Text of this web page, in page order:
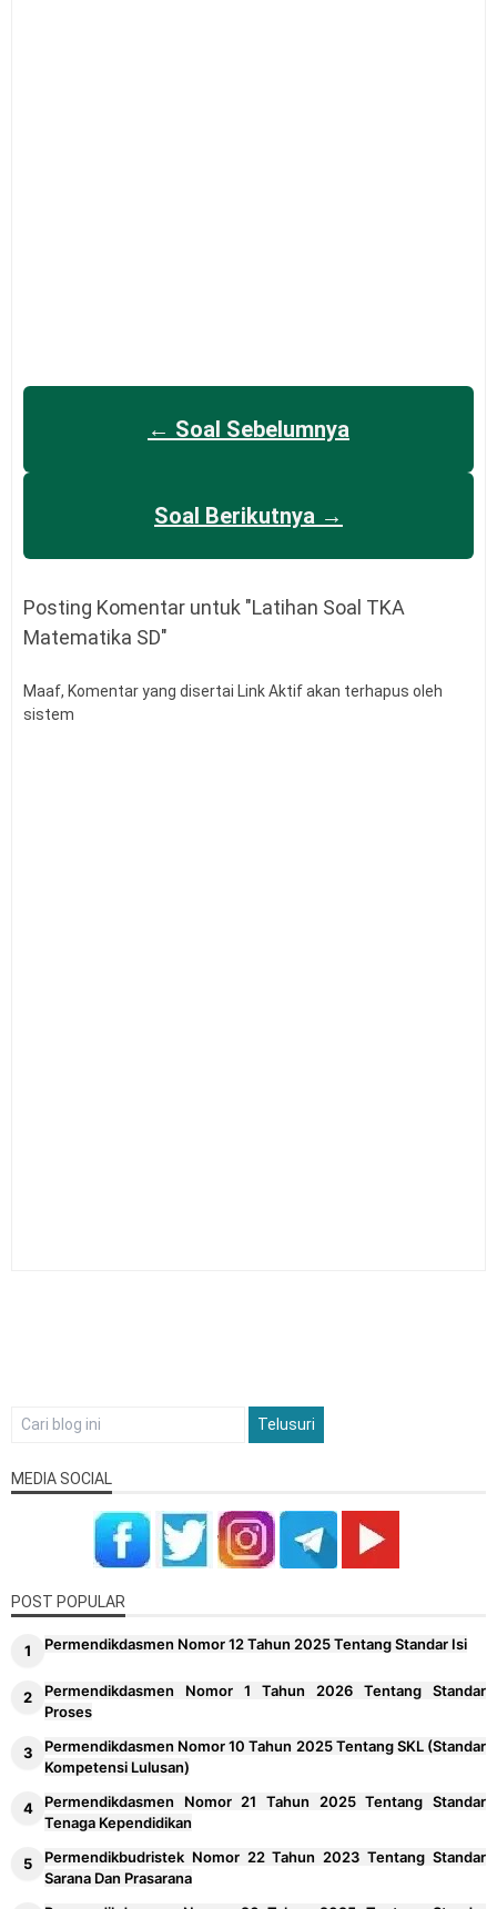
← Soal Sebelumnya
Soal Berikutnya →
Posting Komentar untuk "Latihan Soal TKA
Matematika SD"
Maaf, Komentar yang disertai Link Aktif akan terhapus oleh
sistem
MEDIA SOCIAL
POST POPULAR
Permendikdasmen Nomor 12 Tahun 2025 Tentang Standar Isi
Permendikdasmen Nomor 1 Tahun 2026 Tentang Standar
Proses
Permendikdasmen Nomor 10 Tahun 2025 Tentang SKL (Standar
Kompetensi Lulusan)
Permendikdasmen Nomor 21 Tahun 2025 Tentang Standar
Tenaga Kependidikan
Permendikbudristek Nomor 22 Tahun 2023 Tentang Standar
Sarana Dan Prasarana